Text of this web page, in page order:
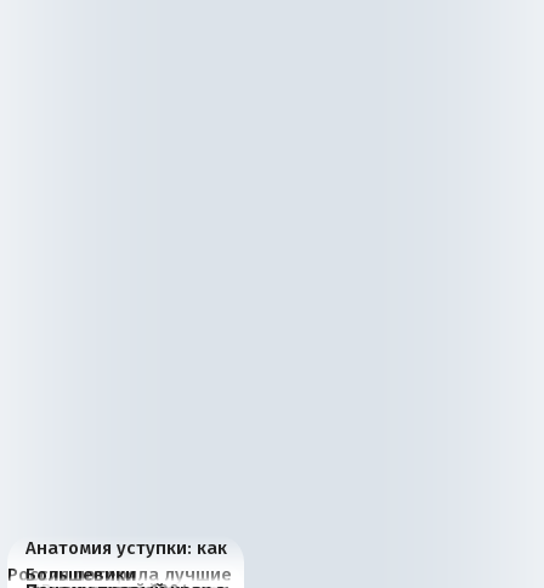
Анатомия уступки: как
Россия потеряла лучшие
Большевики